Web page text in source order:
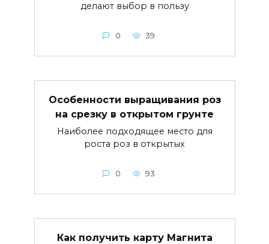
делают выбор в пользу
0 39
Особенности выращивания роз
на срезку в открытом грунте
Наиболее подходящее место для
роста роз в открытых
0 93
Как получить карту Магнита